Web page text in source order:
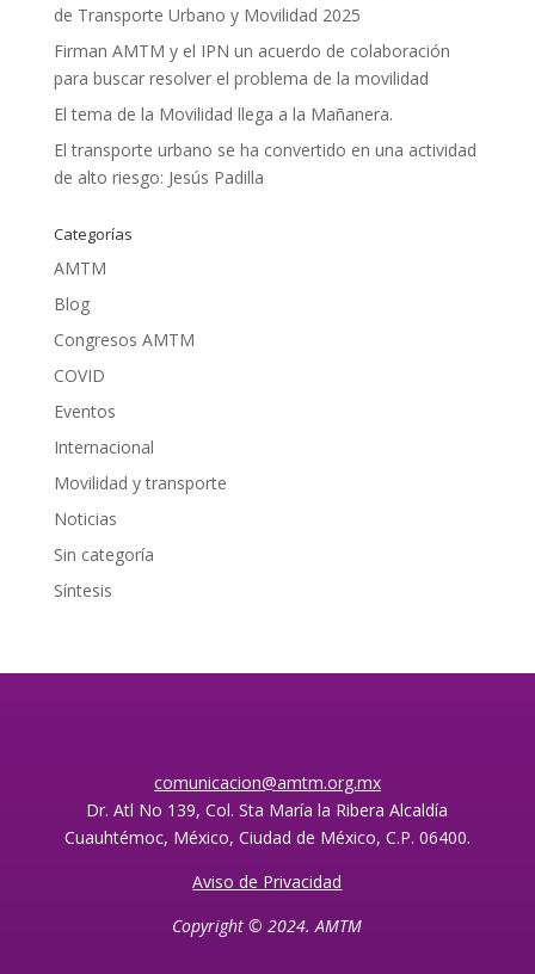
de Transporte Urbano y Movilidad 2025
Firman AMTM y el IPN un acuerdo de colaboración
para buscar resolver el problema de la movilidad
El tema de la Movilidad llega a la Mañanera.
El transporte urbano se ha convertido en una actividad
de alto riesgo: Jesús Padilla
Categorías
AMTM
Blog
Congresos AMTM
COVID
Eventos
Internacional
Movilidad y transporte
Noticias
Sin categoría
Síntesis
comunicacion@amtm.org.mx
Dr. Atl No 139, Col. Sta María la Ribera Alcaldía
Cuauhtémoc, México, Ciudad de México, C.P. 06400.
Aviso de Privacidad
Copyright © 2024. AMTM